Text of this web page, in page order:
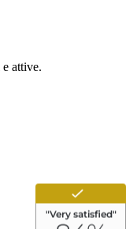
attive.